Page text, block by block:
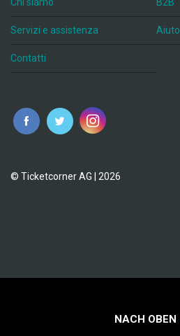
Servizi e assistenza Aiuto
Contatti
© Ticketcorner AG | 2026
NACH OBEN